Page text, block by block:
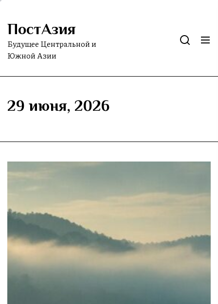
Skip
the
content
ПостАзия
Будущее Центральной и
Южной Азии
29 июня, 2026